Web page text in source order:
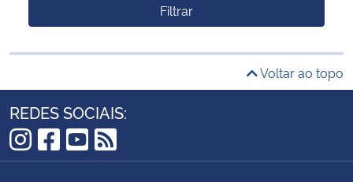
Filtrar
Voltar ao topo
REDES SOCIAIS:
Instagram
Facebook
YouTube
RSS